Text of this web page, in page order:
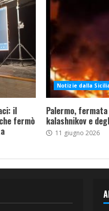
il
fermò
Notizie dalla
Palermo,
kalashnikov e
11 giugno 2026